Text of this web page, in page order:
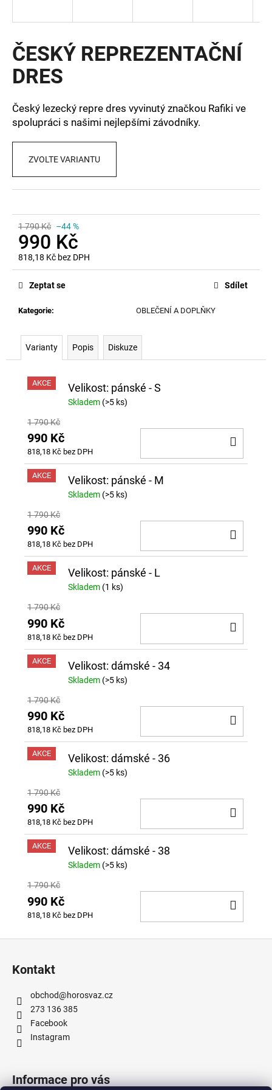
ČESKÝ REPREZENTAČNÍ
DRES
Český lezecký repre dres vyvinutý značkou Rafiki ve
spolupráci s našimi nejlepšími závodníky.
ZVOLTE VARIANTU
1 790 Kč –44 %
990 Kč
818,18 Kč bez DPH
Měrná
Kategorie: OBLEČENÍ A DOPLŇKY
Zeptat se Sdílet
Varianty Popis Diskuze
AKCE Velikost: pánské - S
Skladem (>5 ks)
1 790 Kč
990 Kč
818,18 Kč bez DPH
AKCE Velikost: pánské - M
Skladem (>5 ks)
1 790 Kč
990 Kč
818,18 Kč bez DPH
AKCE Velikost: pánské - L
Skladem (1 ks)
1 790 Kč
990 Kč
818,18 Kč bez DPH
AKCE Velikost: dámské - 34
Skladem (>5 ks)
1 790 Kč
990 Kč
818,18 Kč bez DPH
AKCE Velikost: dámské - 36
Skladem (>5 ks)
1 790 Kč
990 Kč
818,18 Kč bez DPH
AKCE Velikost: dámské - 38
Skladem (>5 ks)
1 790 Kč
990 Kč
818,18 Kč bez DPH
í
t
?
HLEDAT
D
u
č
e
Kontakt
obchod@horosvaz.cz
273 136 385
Facebook
Instagram
Informace pro vás